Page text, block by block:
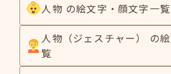
人物 の絵文字・顔文字一覧
人物（ジェスチャー） の
覧